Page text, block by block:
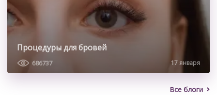
Процедуры для бровей
686737 17 января
Все блоги